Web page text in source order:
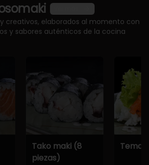
creativos, elaborados al momento con
y sabores auténticos de la cocina
Tako maki (8
piezas)